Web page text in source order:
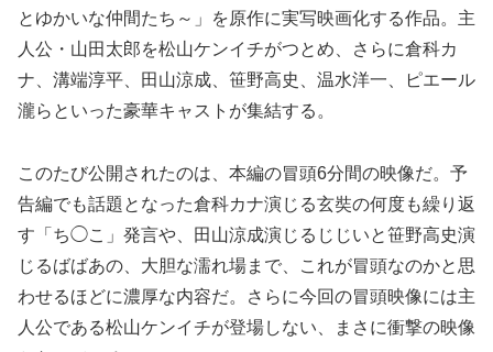
とゆかいな仲間たち～」を原作に実写映画化する作品。主
人公・山田太郎を松山ケンイチがつとめ、さらに倉科カ
ナ、溝端淳平、田山涼成、笹野高史、温水洋一、ピエール
瀧らといった豪華キャストが集結する。
このたび公開されたのは、本編の冒頭6分間の映像だ。予
告編でも話題となった倉科カナ演じる玄奘の何度も繰り返
す「ち◯こ」発言や、田山涼成演じるじじいと笹野高史演
じるばばあの、大胆な濡れ場まで、これが冒頭なのかと思
わせるほどに濃厚な内容だ。さらに今回の冒頭映像には主
人公である松山ケンイチが登場しない、まさに衝撃の映像